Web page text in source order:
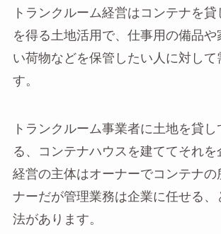
トランクルーム経営はコンテナを
を得る土地活用で、仕事用の備品や
い荷物などを保管したい人に対して
す。
トランクルーム事業者に土地を貸
る、コンテナハウスを建ててそれを
経営の主体はオーナーでコンテナの
ナーだが管理業務は企業に任せる、
法があります。